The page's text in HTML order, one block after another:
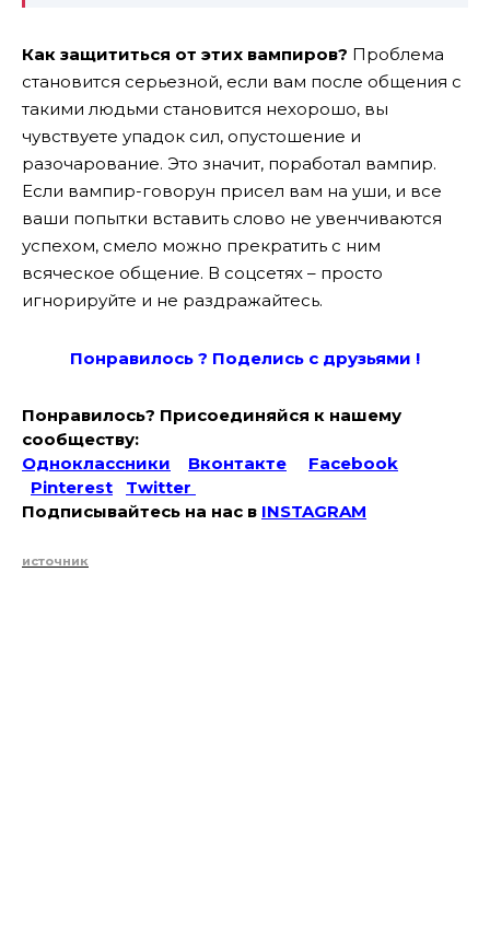
Как защититься от этих вампиров? Проблема
становится серьезной, если вам после общения с
такими людьми становится нехорошо, вы
чувствуете упадок сил, опустошение и
разочарование. Это значит, поработал вампир.
Если вампир-говорун присел вам на уши, и все
ваши попытки вставить слово не увенчиваются
успехом, смело можно прекратить с ним
всяческое общение. В соцсетях – просто
игнорируйте и не раздражайтесь.
Понравилось ? Поделись с друзьями !
Понравилось? Присоединяйся к нашему
сообществу:
Одноклассники
Вконтакте
Facebook
Pinterest
Twitter
Подписывайтесь на наc в INSTAGRAM
источник